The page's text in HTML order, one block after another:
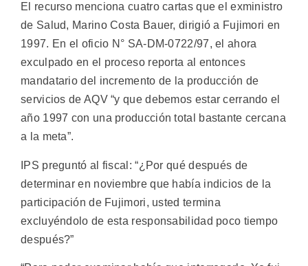
El recurso menciona cuatro cartas que el exministro
de Salud, Marino Costa Bauer, dirigió a Fujimori en
1997. En el oficio N° SA-DM-0722/97, el ahora
exculpado en el proceso reporta al entonces
mandatario del incremento de la producción de
servicios de AQV “y que debemos estar cerrando el
año 1997 con una producción total bastante cercana
a la meta”.
IPS preguntó al fiscal: “¿Por qué después de
determinar en noviembre que había indicios de la
participación de Fujimori, usted termina
excluyéndolo de esta responsabilidad poco tiempo
después?”